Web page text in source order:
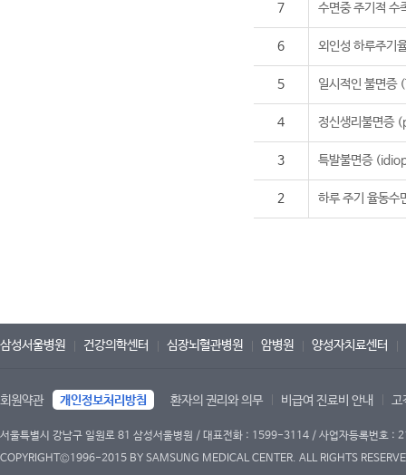
7 수면중 주기적
6 외인성 하루주기
5 일시적인 불면
4 정신생리불면
3 특발불면증
2 하루 주기 율동수
삼성서울병원 건강의학센터 심장뇌혈관병원 암병원 양성자치료센터
회원약관 개인정보처리방침 환자의 권리와 의무 비급여 진료비 안내 고
서울특별시 강남구 일원로 81 삼성서울병원 / 대표전화 : 1599-3114 / 사업자등록번호
COPYRIGHT©1996-2015 BY SAMSUNG MEDICAL CENTER. ALL RIGHTS